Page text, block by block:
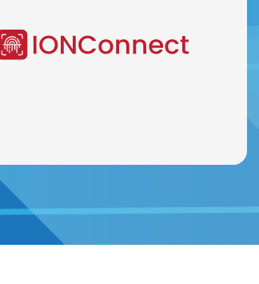
ムーズに調和するシームレスな自動化を体験し
を使えば、タスクを効率よく効率的に管理し、